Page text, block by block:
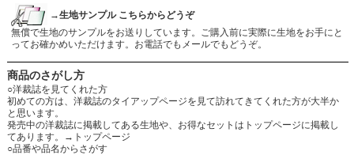
→生地サンプル こちらからどうぞ
無償で生地のサンプルをお送りしています。ご購入前に実際に生地をお手にと
ってお確かめいただけます。お電話でもメールでもどうぞ。
商品のさがし方
○洋裁誌を見てくれた方
初めての方は、洋裁誌のタイアップページを見て訪れてきてくれた方が大半か
と思います。
発売中の洋裁誌に掲載してある生地や、お得なセットはトップページに掲載し
てあります。
→トップページ
○品番や品名からさがす